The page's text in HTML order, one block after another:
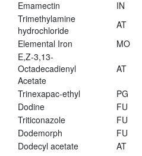
Emamectin
IN
Trimethylamine
hydrochloride
AT
Elemental Iron
MO
E,Z-3,13-
Octadecadienyl
Acetate
AT
Trinexapac-ethyl PG
Dodine
FU
Triticonazole
FU
Dodemorph
FU
Dodecyl acetate
AT